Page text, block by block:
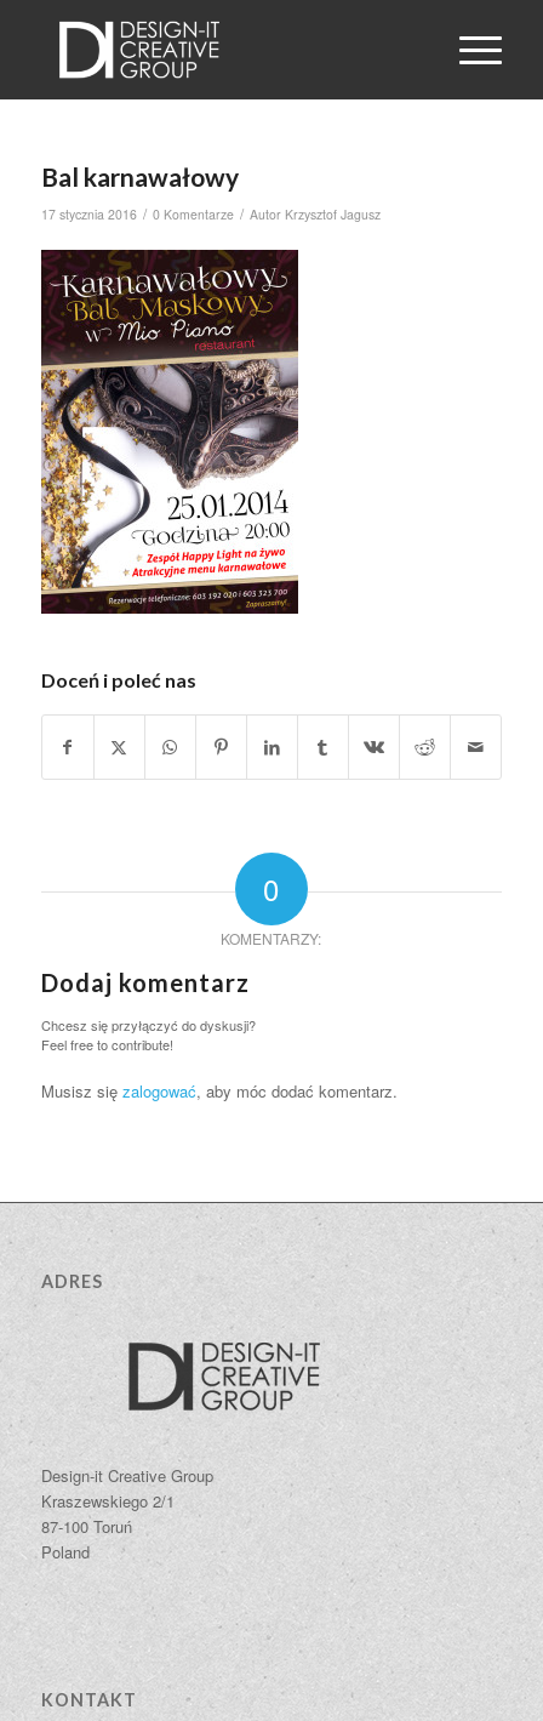
Bal karnawałowy
17 stycznia 2016 / 0 Komentarze / Autor Krzysztof Jagusz
Doceń i poleć nas
0
KOMENTARZY:
Dodaj komentarz
Chcesz się przyłączyć do dyskusji?
Feel free to contribute!
Musisz się zalogować, aby móc dodać komentarz.
ADRES
Design-it Creative Group
Kraszewskiego 2/1
87-100 Toruń
Poland
KONTAKT